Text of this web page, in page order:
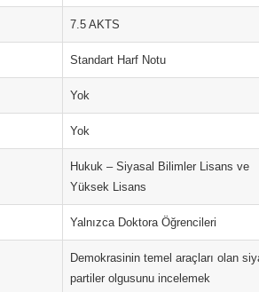
7.5 AKTS
Standart Harf Notu
Yok
Yok
Hukuk – Siyasal Bilimler Lisans ve
Yüksek Lisans
Yalnızca Doktora Öğrencileri
Demokrasinin temel araçları olan
partiler olgusunu incelemek